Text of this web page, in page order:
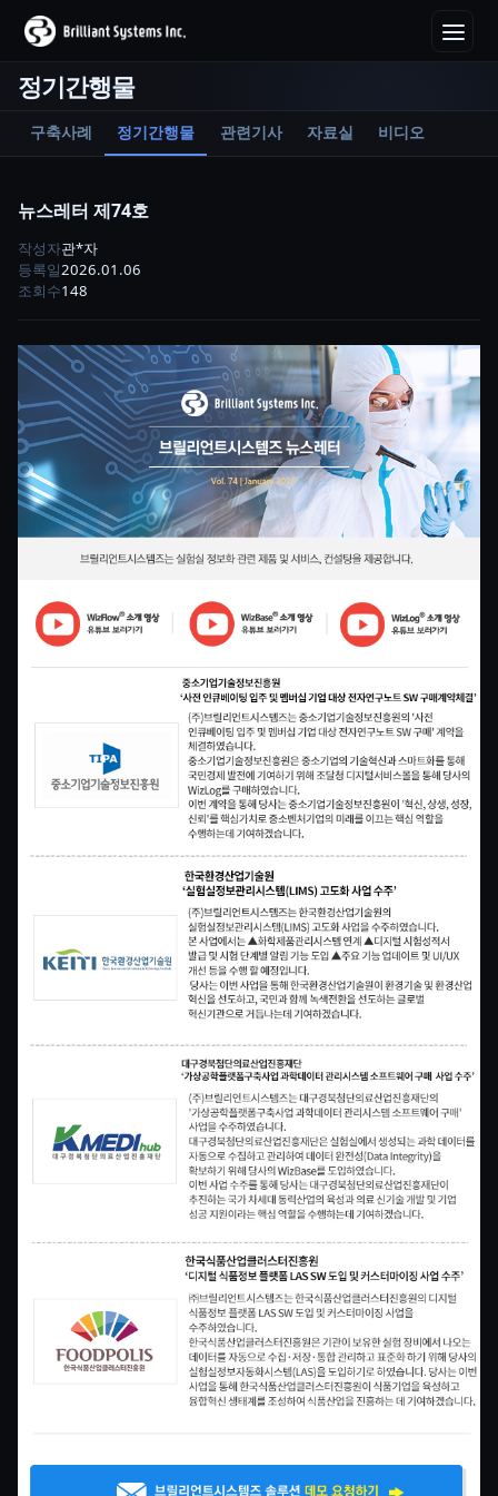
정기간행물
구축사례 정기간행물 관련기사 자료실 비디오
뉴스레터 제74호
작성자관*자
등록일2026.01.06
조회수148